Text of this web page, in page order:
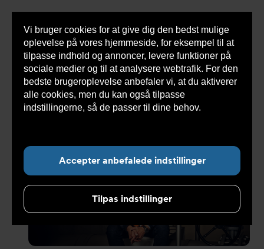
Vi bruger cookies for at give dig den bedst mulige
oplevelse på vores hjemmeside, for eksempel til at
tilpasse indhold og annoncer, levere funktioner på
sociale medier og til at analysere webtrafik. For den
bedste brugeroplevelse anbefaler vi, at du aktiverer
alle cookies, men du kan også tilpasse
indstillingerne, så de passer til dine behov.
Accepter anbefalede indstillinger
Tilpas indstillinger
Undermenu for ”Om Armatec”